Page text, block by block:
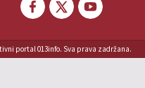
portal 013info. Sva prava zadržana.